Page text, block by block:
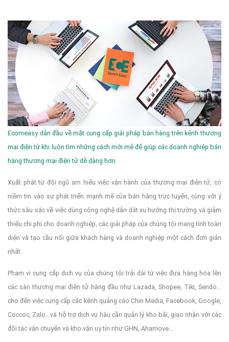
Ecomeasy dẫn đầu về mặt cung cấp giải pháp bán hàng trên kênh thương
mại điện tử khi luôn tìm những cách mới mẻ để giúp các doanh nghiệp bán
hàng thương mại điện tử dễ dàng hơn.
Xuất phát từ đội ngũ am hiểu việc vận hành của thương mại điện tử, có
niềm tin vào sự phát triển mạnh mẽ của bán hàng trực tuyến, cùng với ý
thức sâu sắc về việc dùng công nghệ dẫn dắt xu hướng thị trường và giảm
thiểu chi phí cho doanh nghiệp, các giải pháp của chúng tôi mang tính toàn
diện và tạo cầu nối giữa khách hàng và doanh nghiệp một cách đơn giản
nhất.
Phạm vi cung cấp dịch vụ của chúng tôi trải dài từ việc đưa hàng hóa lên
các sàn thương mại điện tử hàng đầu như Lazada, Shopee, Tiki, Sendo...
cho đến việc cung cấp các kênh quảng cáo Chin Media, Facebook, Google,
Coccoc, Zalo...và hỗ trợ dịch vụ hậu cần quản lý kho bãi, giao nhận với các
đối tác vận chuyển và kho vận uy tín như GHN, Ahamove...